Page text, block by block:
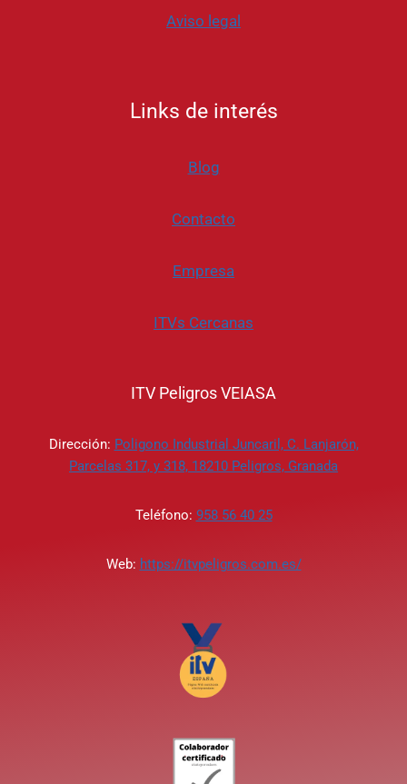
Aviso legal
Links de interés
Blog
Contacto
Empresa
ITVs Cercanas
ITV Peligros VEIASA
Dirección: Poligono Industrial Juncaril, C. Lanjarón,
Parcelas 317, y 318, 18210 Peligros, Granada
Teléfono: 958 56 40 25
Web: https://itvpeligros.com.es/